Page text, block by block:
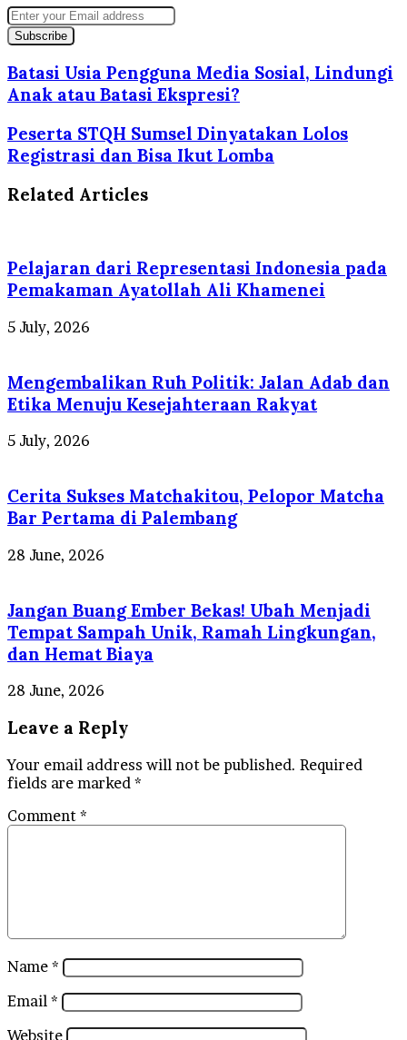
Enter
your
Email
address
Batasi Usia Pengguna Media Sosial, Lindungi
Anak atau Batasi Ekspresi?
Peserta STQH Sumsel Dinyatakan Lolos
Registrasi dan Bisa Ikut Lomba
Related Articles
Pelajaran dari Representasi Indonesia pada
Pemakaman Ayatollah Ali Khamenei
5 July, 2026
Mengembalikan Ruh Politik: Jalan Adab dan
Etika Menuju Kesejahteraan Rakyat
5 July, 2026
Cerita Sukses Matchakitou, Pelopor Matcha
Bar Pertama di Palembang
28 June, 2026
Jangan Buang Ember Bekas! Ubah Menjadi
Tempat Sampah Unik, Ramah Lingkungan,
dan Hemat Biaya
28 June, 2026
Leave a Reply
Your email address will not be published. Required
fields are marked *
Comment *
Name *
Email *
Website